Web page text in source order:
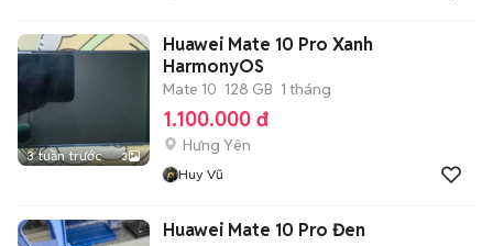
3 tuần trước 3
Huawei Mate 10 Pro Xanh
HarmonyOS
Mate 10 128 GB 1 tháng
1.100.000 đ
Hưng Yên
Huy Vũ
Huawei Mate 10 Pro Đen